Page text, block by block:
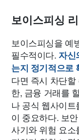
보이스피싱
보이스피싱을 예
필수적이다. 자신
는지 정기적으로
다면 즉시 차단
한, 금융 거래를
나 공식 웹사이
이 중요하다. 보
사기와 위험 요